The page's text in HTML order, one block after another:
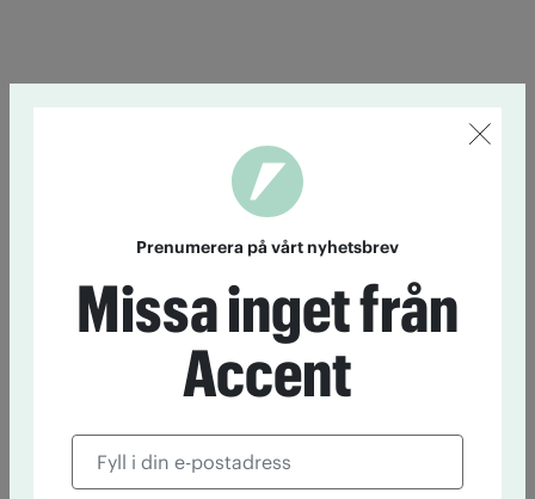
Prenumerera på vårt nyhetsbrev
Missa inget från
Accent